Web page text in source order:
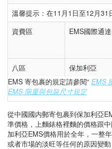
溫馨提示：在11月1日至12月31
資費區
EMS國際通
八區
保加利亞
EMS 寄包裹的規定請參閱“ EMS
EMS 限重與包裝尺寸規定
從中國國内郵寄包裹到保加利亞
準價格，上麵錶格裡麵的價格跟
加利亞EMS價格用於全年，一整
或者市場的淡旺等任何的原因變